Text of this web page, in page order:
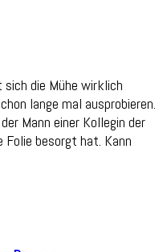
die Mühe wirklich
lange mal ausprobieren.
Mann einer Kollegin der
Folie besorgt hat. Kann